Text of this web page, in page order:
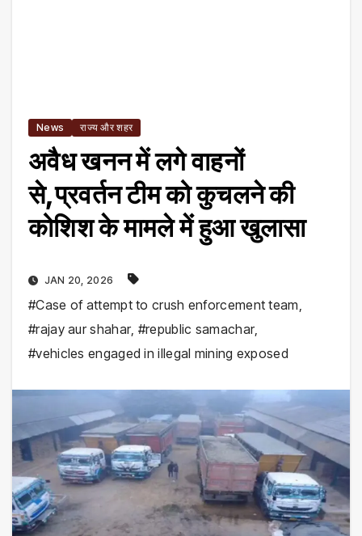
News राज्य और शहर
अवैध खनन में लगे वाहनों
से,प्रवर्तन टीम को कुचलने की
कोशिश के मामले में हुआ खुलासा
JAN 20, 2026
#Case of attempt to crush enforcement team
#rajay aur shahar, #republic samachar,
#vehicles engaged in illegal mining exposed